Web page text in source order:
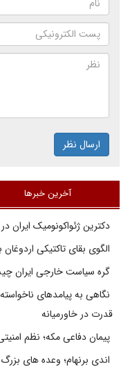
ارسال نظر
آخرین خبرها
دکترین ژئواکونومیک ایران
الگوی بقای تاکتیکی اردوغان
گره سیاست خارجی ایران
نگاهی به پیامدهای
قدرت در خاورمیانه
پیمان دفاعی مکه؛ نظم
اندی برنهام؛ وعده های